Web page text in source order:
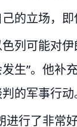
的立场，即
列可能对
生”。他补
的军事行动
进行了非常